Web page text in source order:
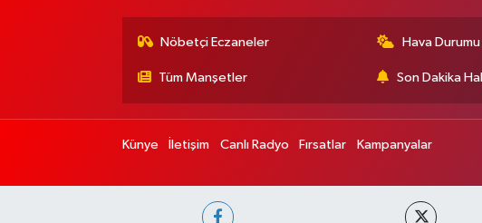
Nöbetçi Eczaneler Hava Durumu
Tüm Manşetler Son Dakika
Künye İletişim Canlı Radyo Fırsatlar Kampanyalar